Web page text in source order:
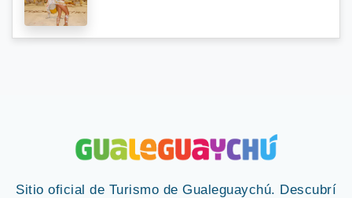
Sitio oficial de Turismo de Gualeguaychú. Descubrí